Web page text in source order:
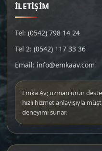
İLETİŞİM
Tel: (0542) 798 14 24
Tel 2: (0542) 117 33 36
Email: info@emkaav.com
Emka Av; uzman ürün
hızlı hizmet anlayışıyla
deneyimi sunar.